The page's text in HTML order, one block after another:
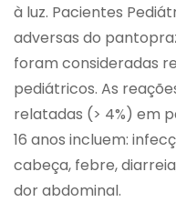
à luz. Pacientes
adversas do
foram consideradas
pediátricos. As
relatadas (> 4%) em
16 anos incluem:
cabeça, febre,
dor abdominal.